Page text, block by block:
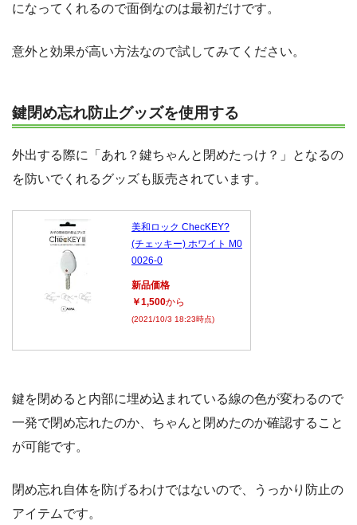
になってくれるので面倒なのは最初だけです。
意外と効果が高い方法なので試してみてください。
鍵閉め忘れ防止グッズを使用する
外出する際に「あれ？鍵ちゃんと閉めたっけ？」となるの
を防いでくれるグッズも販売されています。
美和ロック ChecKEY?
(チェッキー) ホワイト M0
0026-0
新品価格
￥1,500から
(2021/10/3 18:23時点)
鍵を閉めると内部に埋め込まれている線の色が変わるので
一発で閉め忘れたのか、ちゃんと閉めたのか確認すること
が可能です。
閉め忘れ自体を防げるわけではないので、うっかり防止の
アイテムです。